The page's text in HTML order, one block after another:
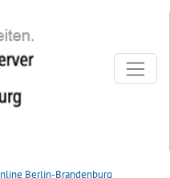
Berlin-Brandenburg